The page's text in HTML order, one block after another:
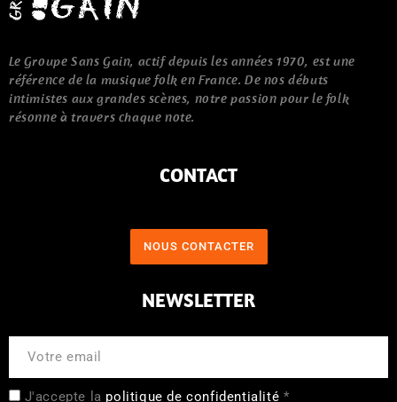
Le Groupe Sans Gain, actif depuis les années 1970, est une
référence de la musique folk en France. De nos débuts
intimistes aux grandes scènes, notre passion pour le folk
résonne à travers chaque note.
CONTACT
NOUS CONTACTER
NEWSLETTER
J'accepte la politique de confidentialité *